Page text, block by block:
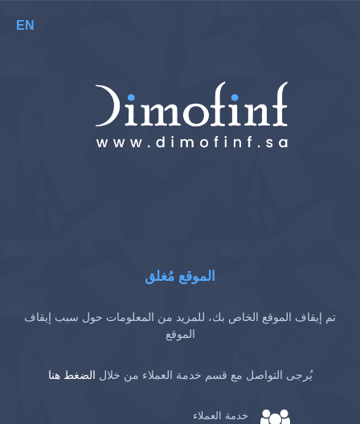
EN
الموقع مُغلق
تم إيقاف الموقع الخاص بك، للمزيد من المعلومات حول سبب إيقاف
الموقع
يُرجى التواصل مع قسم خدمة العملاء من خلال الضغط هنا
خدمة العملاء